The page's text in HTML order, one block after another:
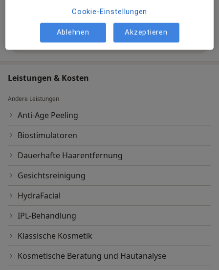
Galerie ansehen (1)
Mehr Details anzeigen
über Erfahrungen
Leistungen & Kosten
Andere Leistungen
Anti-Age Peeling
Biostimulatoren
Dauerhafte Haarentfernung
Gesichtsreinigung
HydraFacial
IPL-Behandlung
Klassische Kosmetik
Kosmetische Beratung und Hautanalyse
Cookie-Einstellungen
Ablehnen Akzeptieren